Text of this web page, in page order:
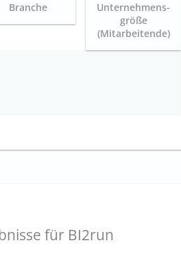
Branche
Unternehmens-
größe
(Mitarbeitende)
für BI2run